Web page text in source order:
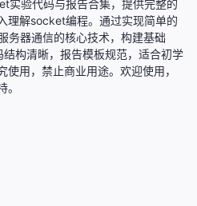
实验代码与报告合集，提供完整的
理解socket编程。通过实现简单的
务器通信的核心技术，构建基础
构清晰，报告模板规范，适合初学
用，禁止商业用途。欢迎使用，